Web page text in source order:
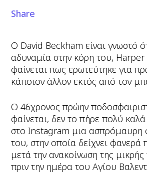
Share
Ο David Beckham είναι γνωστό
αδυναμία στην κόρη του,
φαίνεται πως ερωτεύτηκε για
κάποιον άλλον εκτός από τον
Ο 46χρονος πρώην
φαίνεται, δεν το πήρε πολύ
στο Instagram μια ασπρόμαυρη
του, στην οποία δείχνει φανερά
μετά την ανακοίνωση της
πριν την ημέρα του Αγίου